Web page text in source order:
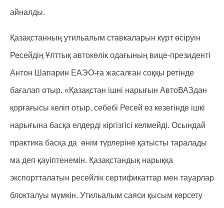
айналды.
Қазақстанның утильалым ставкаларын күрт өсіруін
Ресейдің Ұлттық автокөлік одағының вице-президенті
Антон Шапарин ЕАЭО-ға жасалған соққы ретінде
бағалап отыр. «Қазақстан ішні нарығын АвтоВАЗдан
қорғағысы келіп отыр, себебі Ресей өз кезегінде ішкі
нарығына басқа елдерді кіргізгісі келмейді. Осындай
практика басқа да өнім түрлеріне қатысты таралады
ма деп қауіптенемін. Қазақстандық нарыққа
экспортталатын ресейлік сертификаттар мен тауарлар
блокталуы мүмкін. Утильалым саяси қысым көрсету